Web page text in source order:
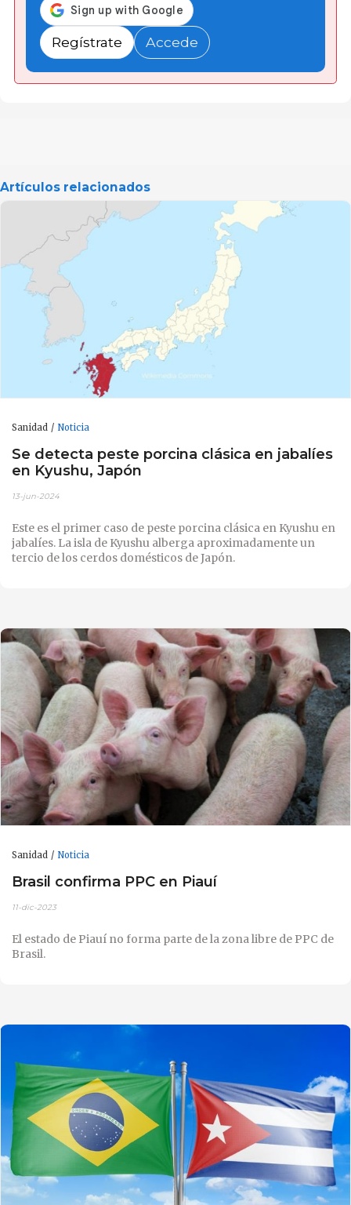
Regístrate Accede
Artículos relacionados
Sanidad Noticia
Se detecta peste porcina clásica en jabalíes
en Kyushu, Japón
13-jun-2024
Este es el primer caso de peste porcina clásica en Kyushu en
jabalíes. La isla de Kyushu alberga aproximadamente un
tercio de los cerdos domésticos de Japón.
Sanidad Noticia
Brasil confirma PPC en Piauí
11-dic-2023
El estado de Piauí no forma parte de la zona libre de PPC de
Brasil.